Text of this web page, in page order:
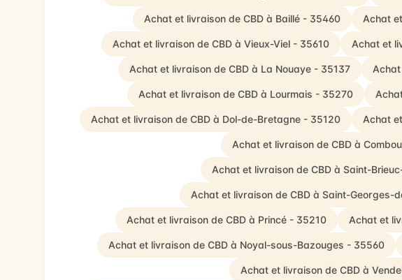
Achat et livraison de CBD à Baillé - 35460 Achat
Achat et livraison de CBD à Vieux-Viel - 35610 Achat et
Achat et livraison de CBD à La Nouaye - 35137
Achat et livraison de CBD à Lourmais - 35270
Achat et livraison de CBD à Dol-de-Bretagne - 35120 Achat
Achat et livraison de CBD à
Achat et livraison de CBD à Saint-
Achat et livraison de CBD à Saint-Georges-
Achat et livraison de CBD à Princé - 35210 Achat et
Achat et livraison de CBD à Noyal-sous-Bazouges - 35560
Achat et livraison de CBD à